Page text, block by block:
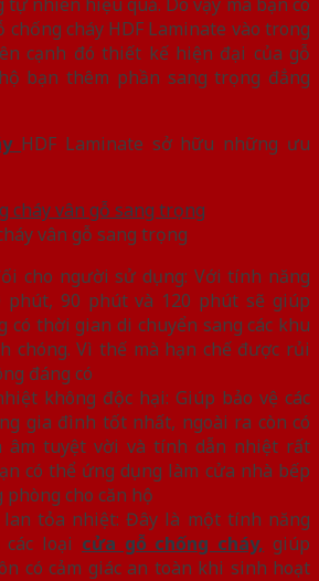
cháy HDF Laminate vào trong
cạnh đó thiết kế hiện đại của gỗ
bạn thêm phần sang trọng đẳng
HDF Laminate sở hữu những ưu
vân gỗ sang trọng
cho người sử dụng: Với tính năng
phút, 90 phút và 120 phút sẽ giúp
có thời gian di chuyển sang các khu
chóng. Vì thế mà hạn chế được rủi
đáng có
không độc hại: Giúp bảo vệ các
gia đình tốt nhất, ngoài ra còn có
âm tuyệt vời và tính dẫn nhiệt rất
có thể ứng dụng làm cửa nhà bếp
phòng cho căn hộ
lan tỏa nhiệt: Đây là một tính năng
loại cửa gỗ chống cháy, giúp
có cảm giác an toàn khi sinh hoạt